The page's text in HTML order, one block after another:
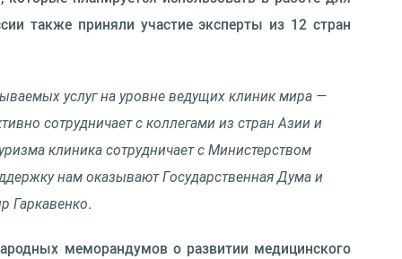
также приняли участие эксперты из 12 стран
услуг на уровне ведущих клиник мира —
сотрудничает с коллегами из стран Азии и
клиника сотрудничает с Министерством
нам оказывают Государственная Дума и
Гаркавенко.
меморандумов о развитии медицинского